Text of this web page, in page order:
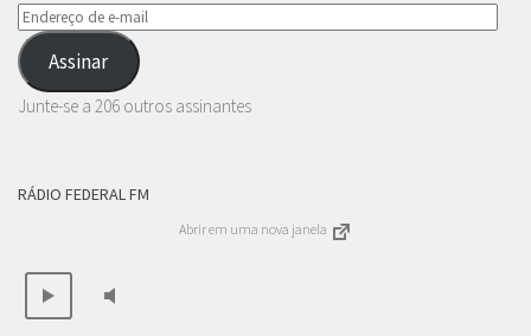
Endereço
de
e-
mail
Assinar
Junte-se a 206 outros assinantes
RÁDIO FEDERAL FM
Abrir em uma nova janela